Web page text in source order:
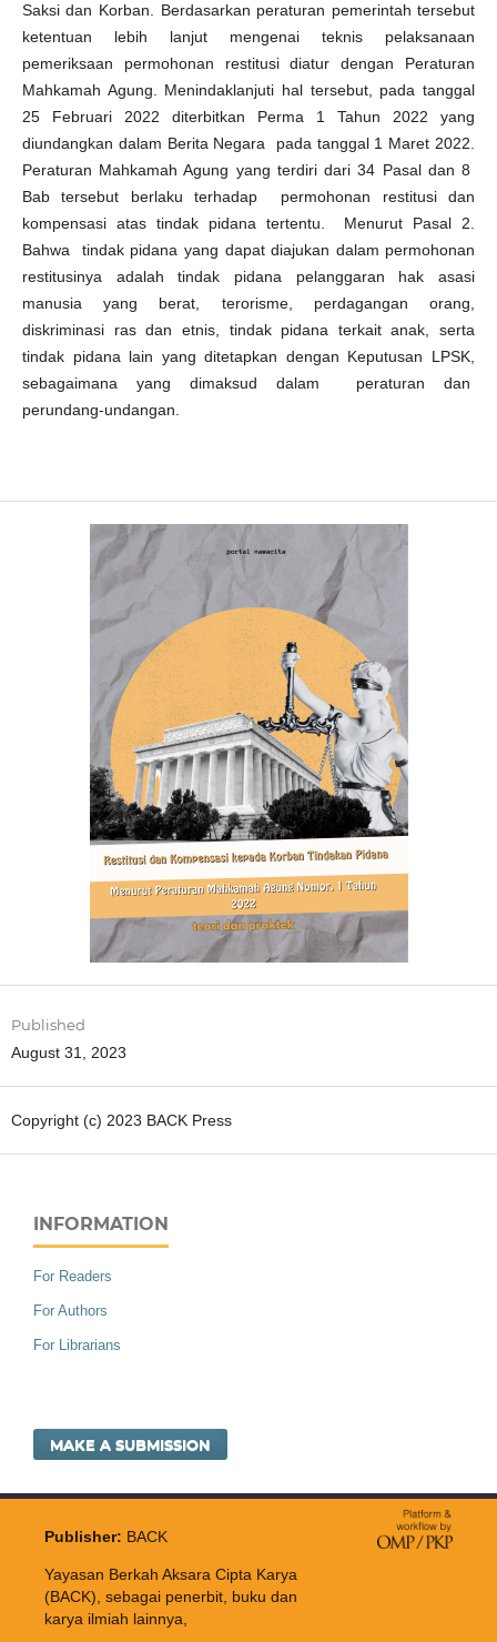
Saksi dan Korban. Berdasarkan peraturan pemerintah tersebut
ketentuan lebih lanjut mengenai teknis pelaksanaan
pemeriksaan permohonan restitusi diatur dengan Peraturan
Mahkamah Agung. Menindaklanjuti hal tersebut, pada tanggal
25 Februari 2022 diterbitkan Perma 1 Tahun 2022 yang
diundangkan dalam Berita Negara pada tanggal 1 Maret 2022.
Peraturan Mahkamah Agung yang terdiri dari 34 Pasal dan 8
Bab tersebut berlaku terhadap permohonan restitusi dan
kompensasi atas tindak pidana tertentu. Menurut Pasal 2.
Bahwa tindak pidana yang dapat diajukan dalam permohonan
restitusinya adalah tindak pidana pelanggaran hak asasi
manusia yang berat, terorisme, perdagangan orang,
diskriminasi ras dan etnis, tindak pidana terkait anak, serta
tindak pidana lain yang ditetapkan dengan Keputusan LPSK,
sebagaimana yang dimaksud dalam peraturan dan
perundang-undangan.
Published
August 31, 2023
Copyright (c) 2023 BACK Press
INFORMATION
For Readers
For Authors
For Librarians
MAKE A SUBMISSION
Publisher: BACK
Yayasan Berkah Aksara Cipta Karya
(BACK), sebagai penerbit, buku dan
karya ilmiah lainnya,